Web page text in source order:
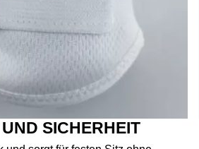
SICHERHEIT